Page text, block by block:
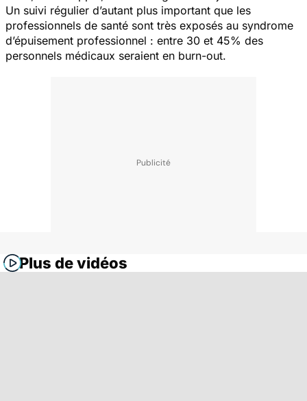
Un suivi régulier d’autant plus important que les
professionnels de santé sont très exposés au syndrome
d’épuisement professionnel : entre 30 et 45% des
personnels médicaux seraient en burn-out.
Plus de vidéos